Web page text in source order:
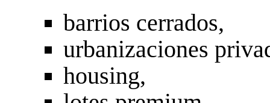
barrios cerrados,
urbanizaciones
housing,